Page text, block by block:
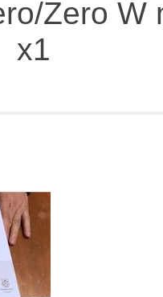
Zero W
x1